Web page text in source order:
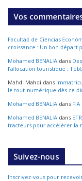
Vos
Facultad de Ciencias
croissance : Un bon départ
Mohamed BENALIA dans
l’allocation touristique :
Mahdi Mahdi dans
le tout-numérique dès ce
Mohamed BENALIA dans
Mohamed BENALIA dans
tracteurs pour accélérer la
Suivez-nous
Inscrivez-vous pour